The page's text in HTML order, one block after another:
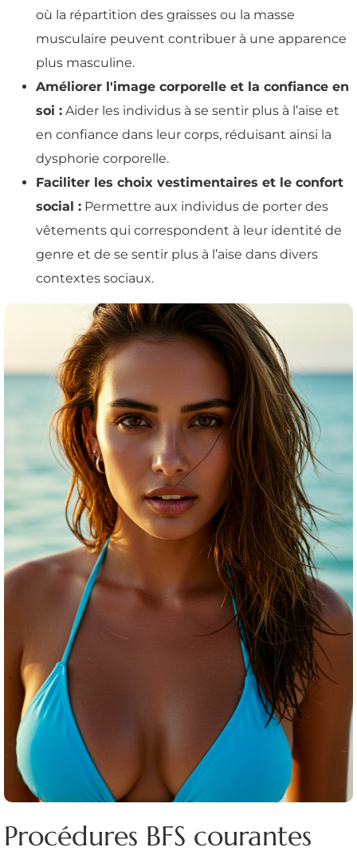
où la répartition des graisses ou la masse
musculaire peuvent contribuer à une apparence
plus masculine.
Améliorer l'image corporelle et la confiance en
soi : Aider les individus à se sentir plus à l’aise et
en confiance dans leur corps, réduisant ainsi la
dysphorie corporelle.
Faciliter les choix vestimentaires et le confort
social : Permettre aux individus de porter des
vêtements qui correspondent à leur identité de
genre et de se sentir plus à l’aise dans divers
contextes sociaux.
Procédures BFS courantes